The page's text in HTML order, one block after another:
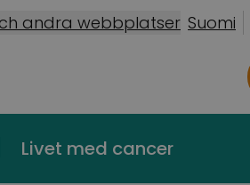
andra webbplatser Suomi
Livet med cancer